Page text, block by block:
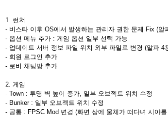
1. 런쳐
- 비스타 이후 OS에서 발생하는 관리자 권한 문제 Fix (알
- 옵션 메뉴 추가 : 게임 옵션 일부 선택 가능
- 업데이트 서버 정보 파일 위치 외부 파일로 변경 (알파 4
- 회원 로그인 추가
- 로비 채팅방 추가
2. 게임
- Town : 투명 벽 높이 증가, 일부 오브젝트 위치 수정
- Bunker : 일부 오브젝트 위치 수정
- 공통 : FPSC Mod 변경 (화면 상에 물체가 떠다녀 시야